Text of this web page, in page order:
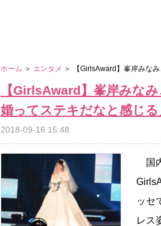
ホーム ＞ エンタメ ＞ 【GirlsAward】峯岸みな
【GirlsAward】峯岸みな
婚ってステキだなと感じる
2018-09-16 15:48
国
ッセ
レス